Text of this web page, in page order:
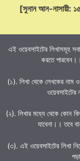
[সুনান আন-নাসায়ী:
এই ওয়েবসাইটের লিখাসমূহ
করতে
(১). লিখা থেকে লেখকের নাম
ওয়েবসাইটের
(২). লিখার মধ্যে থেকে কোন
যাবেনা।। তবে
(৩). এই ওয়েবসাইটের লিখা